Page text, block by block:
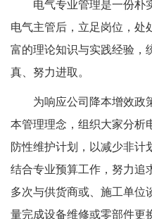
电气专业管理是一份朴
电气主管后，立足岗位，处
富的理论知识与实践经验，
真、努力进取。
为响应公司降本增效政
本管理理念，组织大家分析
防性维护计划，以减少非计
结合专业预算工作，努力追
多次与供货商或、施工单位
量完成设备维修或零部件